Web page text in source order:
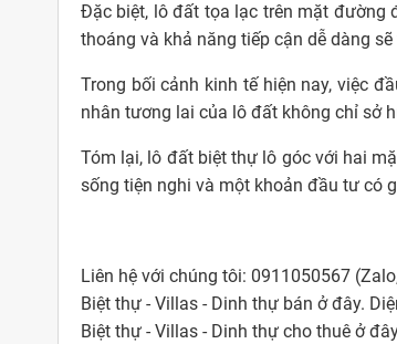
Đặc biệt, lô đất tọa lạc trên mặt đường
thoáng và khả năng tiếp cận dễ dàng
Trong bối cảnh kinh tế hiện nay, việc
nhân tương lai của lô đất không chỉ sở
Tóm lại, lô đất biệt thự lô góc với hai
sống tiện nghi và một khoản đầu tư có
Liên hệ với chúng tôi: 0911050567
Biệt thự - Villas - Dinh thự bán ở đây.
Biệt thự - Villas - Dinh thự cho thuê ở